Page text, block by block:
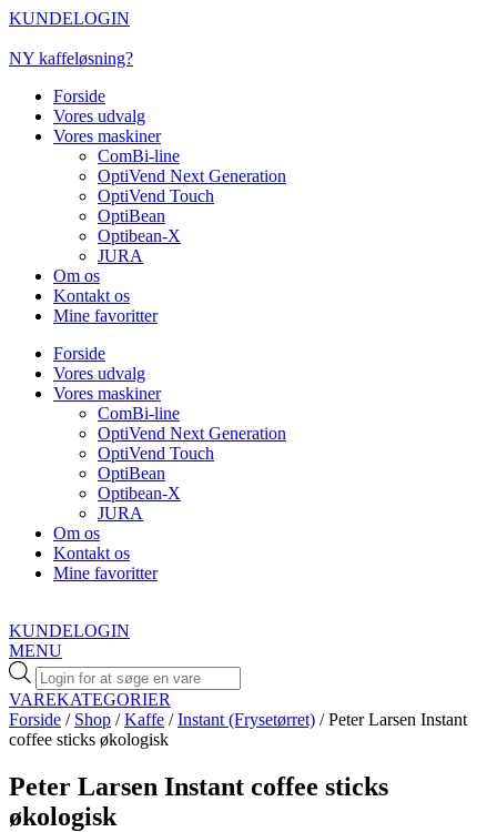
Videre
indhold
KUNDELOGIN
NY kaffeløsning?
Forside
Vores udvalg
Vores maskiner
ComBi-line
OptiVend Next Generation
OptiVend Touch
OptiBean
Optibean-X
JURA
Om os
Kontakt os
Mine favoritter
Forside
Vores udvalg
Vores maskiner
ComBi-line
OptiVend Next Generation
OptiVend Touch
OptiBean
Optibean-X
JURA
Om os
Kontakt os
Mine favoritter
KUNDELOGIN
MENU
Products
search
VAREKATEGORIER
Forside / Shop /Kaffe /Instant (Frysetørret) / Peter Larsen Instant
coffee sticks økologisk
Peter Larsen Instant coffee sticks
økologisk